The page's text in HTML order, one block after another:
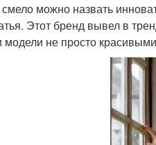
можно назвать
Этот бренд вывел в
модели не просто